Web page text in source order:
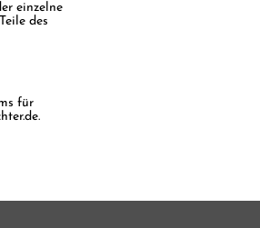
einzelne
des
für
.